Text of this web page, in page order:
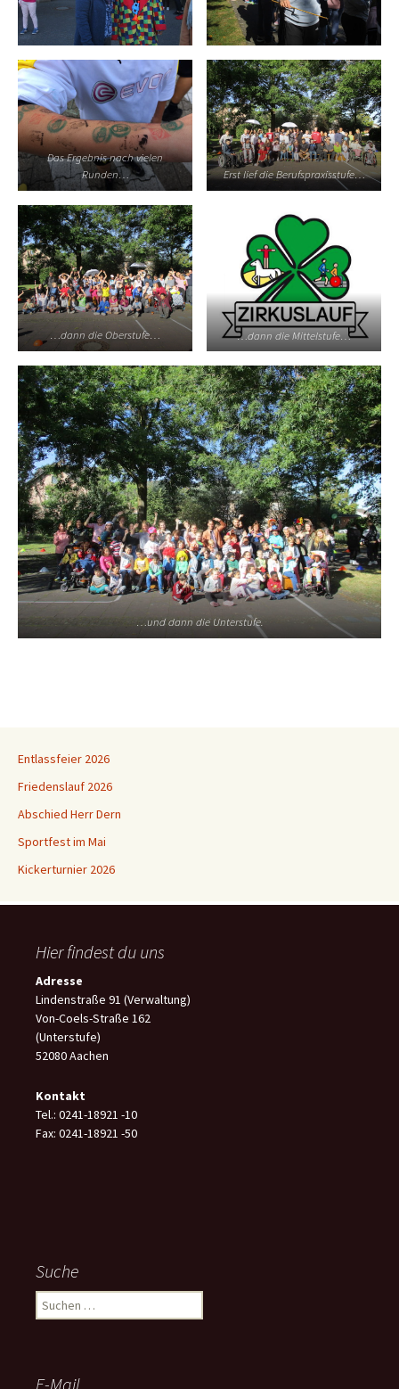
Das Ergebnis nach vielen
Runden…
Erst lief die Berufspraxisstufe…
…dann die Oberstufe… …dann die Mittelstufe…
…und dann die Unterstufe.
Entlassfeier 2026
Friedenslauf 2026
Abschied Herr Dern
Sportfest im Mai
Kickerturnier 2026
Hier findest du uns
Adresse
Lindenstraße 91 (Verwaltung)
Von-Coels-Straße 162
(Unterstufe)
52080 Aachen
Kontakt
Tel.: 0241-18921 -10
Fax: 0241-18921 -50
Suche
Suchen
nach:
E-Mail